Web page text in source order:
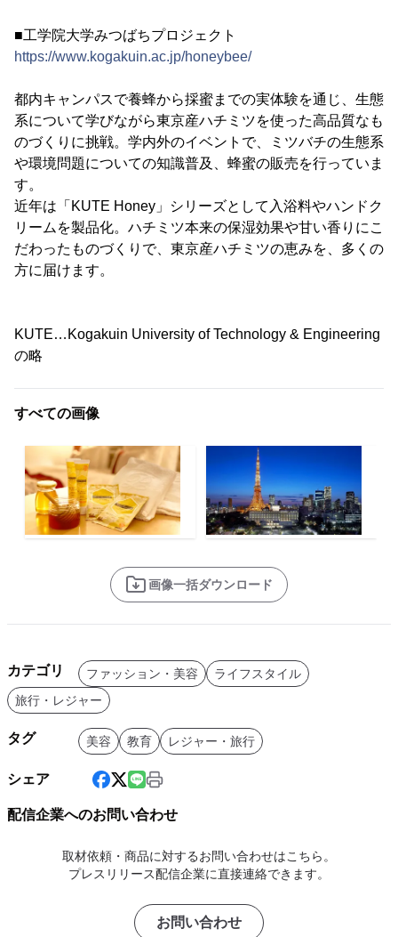
■工学院大学みつばちプロジェクト
https://www.kogakuin.ac.jp/honeybee/
都内キャンパスで養蜂から採蜜までの実体験を通じ、生態
系について学びながら東京産ハチミツを使った高品質なも
のづくりに挑戦。学内外のイベントで、ミツバチの生態系
や環境問題についての知識普及、蜂蜜の販売を行っていま
す。
近年は「KUTE Honey」シリーズとして入浴料やハンドク
リームを製品化。ハチミツ本来の保湿効果や甘い香りにこ
だわったものづくりで、東京産ハチミツの恵みを、多くの
方に届けます。
KUTE…Kogakuin University of Technology & Engineering
の略
すべての画像
画像一括ダウンロード
カテゴリ ファッション・美容
ライフスタイル
旅行・レジャー
タグ 美容 教育 レジャー・旅行
シェア
配信企業へのお問い合わせ
取材依頼・商品に対するお問い合わせはこちら。
プレスリリース配信企業に直接連絡できます。
お問い合わせ